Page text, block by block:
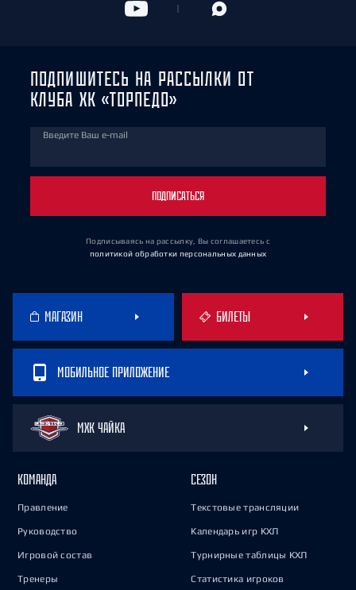
ПОДПИШИТЕСЬ НА РАССЫЛКИ ОТ
КЛУБА ХК «ТОРПЕДО»
Введите Ваш e-mail
ПОДПИСАТЬСЯ
Подписываясь на рассылку, Вы соглашаетесь с
политикой обработки персональных данных
МАГАЗИН БИЛЕТЫ
МОБИЛЬНОЕ ПРИЛОЖЕНИЕ
МХК ЧАЙКА
КОМАНДА
Правление
Руководство
Игровой состав
Тренеры
СЕЗОН
Текстовые трансляции
Календарь игр КХЛ
Турнирные таблицы КХЛ
Статистика игроков